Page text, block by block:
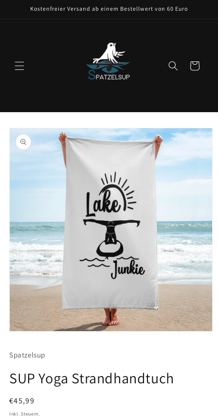
Kostenfreier Versand ab einem Bestellwert von 60 Euro
Warenkorb
Modal
Spatzelsup
SUP Yoga Strandhandtuch
Normaler
Preis
€45,99
Inkl. Steuern.